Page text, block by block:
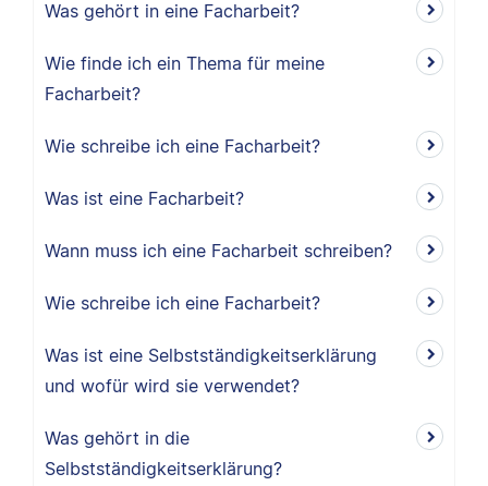
Was gehört in eine Facharbeit?
Wie finde ich ein Thema für meine
Facharbeit?
Wie schreibe ich eine Facharbeit?
Was ist eine Facharbeit?
Wann muss ich eine Facharbeit schreiben?
Wie schreibe ich eine Facharbeit?
Was ist eine Selbstständigkeitserklärung
und wofür wird sie verwendet?
Was gehört in die
Selbstständigkeitserklärung?